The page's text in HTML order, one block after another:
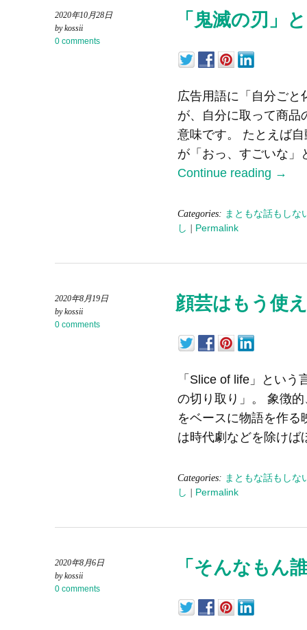
2020年10月28日
by kossii
0 comments
「鬼滅の刃」
広告用語に「自分ごと
が、自分に取って商品
意味です。 たとえば
が「おっ、すごいな
Continue reading →
Categories: まともな話もし
し | Permalink
2020年8月19日
by kossii
0 comments
顔芸はもう使
「Slice of life」とい
の切り取り」。 象徴
をベースに物語を作る
は時代劇などを除け
Categories: まともな話もし
し | Permalink
2020年8月6日
by kossii
0 comments
「そんなもん